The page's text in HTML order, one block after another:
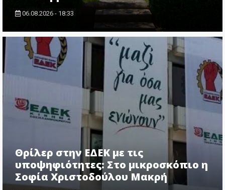
06.08.2026 - 18:33
Θρίλερ στην ΕΔΕΚ με τις
υποψηφιότητες: Στο μικροσκόπιο η
Σοφία Χριστοδούλου Μακρή